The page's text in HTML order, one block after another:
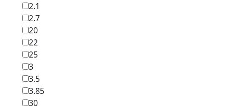
2.1
2.7
20
22
25
3
3.5
3.85
30